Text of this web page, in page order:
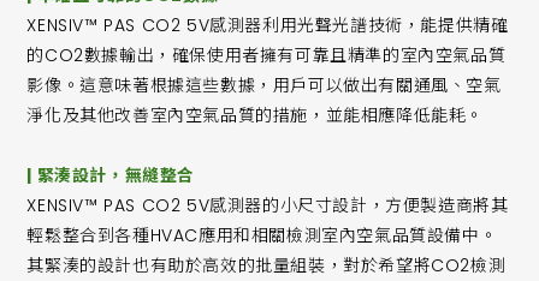
XENSIV™ PAS CO2 5V感測器利用光聲光譜技術，能提供精確
的CO2數據輸出，確保使用者擁有可靠且精準的室內空氣品質
影像。這意味著根據這些數據，用戶可以做出有關通風、空氣
淨化及其他改善室內空氣品質的措施，並能相應降低能耗。
| 緊湊設計，無縫整合
XENSIV™ PAS CO2 5V感測器的小尺寸設計，方便製造商將其
輕鬆整合到各種HVAC應用和相關檢測室內空氣品質設備中。
其緊湊的設計也有助於高效的批量組裝，對於希望將CO2檢測